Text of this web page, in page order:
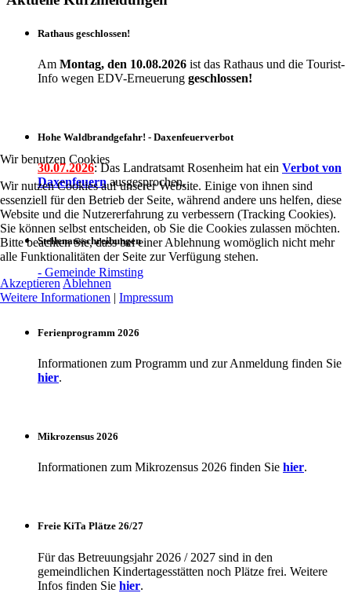
Rathaus geschlossen!
Am Montag, den 10.08.2026 ist das Rathaus und die Tourist-
Info wegen EDV-Erneuerung geschlossen!
Hohe Waldbrandgefahr! - Daxenfeuerverbot
30.07.2026: Das Landratsamt Rosenheim hat ein Verbot von
Daxenfeuernausgesprochen.
Stellenausschreibungen
- Gemeinde Rimsting
Ferienprogramm 2026
Informationen zum Programm und zur Anmeldung finden Sie
hier.
Mikrozensus 2026
Informationen zum Mikrozensus 2026 finden Sie hier.
Freie KiTa Plätze 26/27
Für das Betreuungsjahr 2026 / 2027 sind in den
gemeindlichen Kindertagesstätten noch Plätze frei. Weitere
Infos finden Sie hier.
Wir benutzen Cookies
Wir nutzen Cookies auf unserer Website. Einige von ihnen sind
essenziell für den Betrieb der Seite, während andere uns helfen, diese
Website und die Nutzererfahrung zu verbessern (Tracking Cookies).
Sie können selbst entscheiden, ob Sie die Cookies zulassen möchten.
Bitte beachten Sie, dass bei einer Ablehnung womöglich nicht mehr
alle Funktionalitäten der Seite zur Verfügung stehen.
Akzeptieren Ablehnen
Weitere Informationen | Impressum